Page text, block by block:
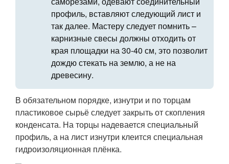
профиль, вставляют следующий лист и
так далее. Мастеру следует помнить –
карнизные свесы должны отходить от
края площадки на 30-40 см, это позволит
дождю стекать на землю, а не на
древесину.
В обязательном порядке, изнутри и по торцам
пластиковое сырьё следует закрыть от скопления
конденсата. На торцы надевается специальный
профиль, а на лист изнутри клеится специальная
гидроизоляционная плёнка.